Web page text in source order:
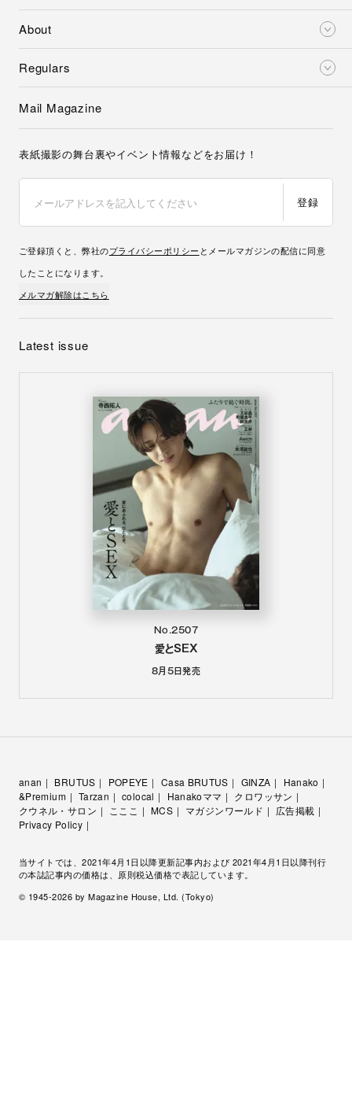
About
Regulars
Mail Magazine
表紙撮影の舞台裏やイベント情報などをお届け！
登録
ご登録頂くと、弊社のプライバシーポリシー とメールマガジンの配信に同意
したことになります。
メルマガ解除はこちら
Latest issue
No.2507
愛とSEX
8月5日発売
anan BRUTUS POPEYE Casa BRUTUS GINZA
Hanako
&Premium
Tarzan colocal Hanakoママ
クロワッサン
クウネル・サロン
こここ MCS マガジンワールド
広告掲載
Privacy Policy
当サイトでは、2021年4月1日以降更新記事内および 2021年4月1日以降刊行
の本誌記事内の価格は、原則税込価格で表記しています。
© 1945-2026 by Magazine House, Ltd. (Tokyo)